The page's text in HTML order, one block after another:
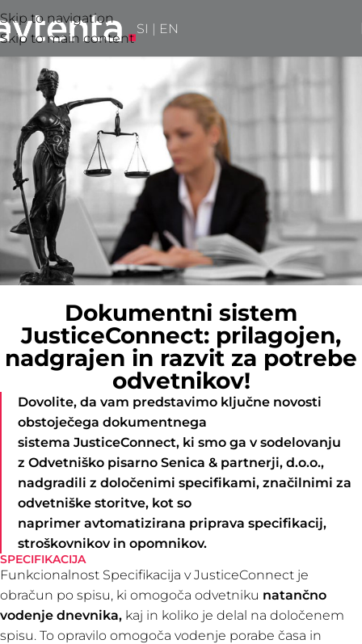
Skip to navigation
Skip to main content
SI | EN
Dokumentni sistem
JusticeConnect: prilagojen,
nadgrajen in razvit za potrebe
odvetnikov!
Dovolite, da vam predstavimo ključne novosti
obstoječega dokumentnega
sistema JusticeConnect, ki smo ga v sodelovanju
z Odvetniško pisarno Senica & partnerji, d.o.o.,
nadgradili z določenimi specifikami, značilnimi za
odvetniške storitve, kot so
naprimer avtomatizirana priprava specifikacij,
stroškovnikov in opomnikov.
SPECIFIKACIJA
Funkcionalnost Specifikacija v JusticeConnect je
obračun po spisu, ki omogoča odvetniku natančno
vodenje dnevnika, kaj in koliko je delal na določenem
spisu. To opravilo omogoča vodenje porabe časa in